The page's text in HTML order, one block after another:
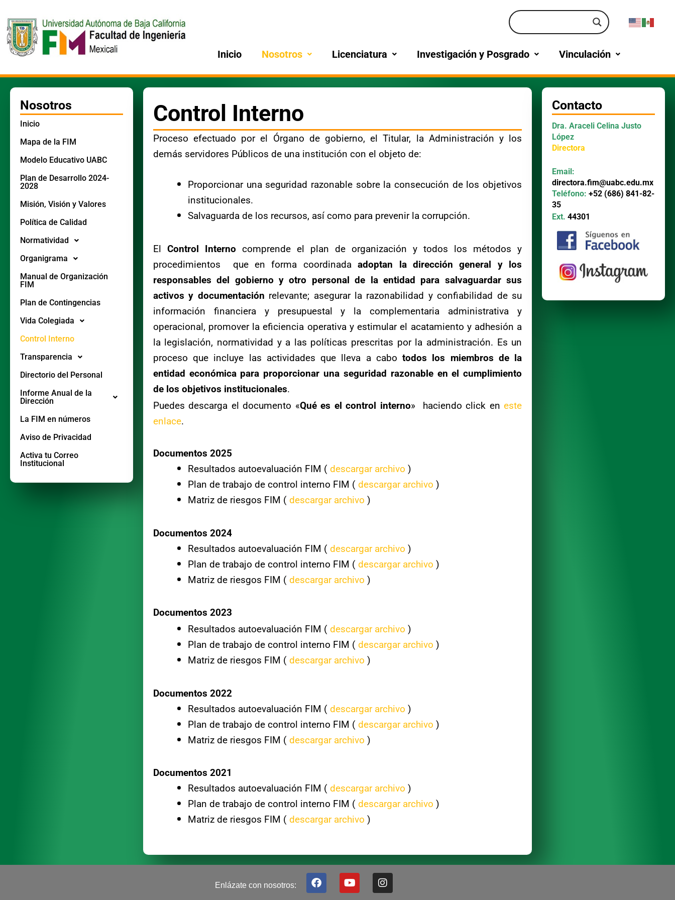
al
contenido
Inicio Nosotros Licenciatura Investigación y Posgrado Vinculación
Nosotros
Inicio
Mapa de la FIM
Modelo Educativo UABC
Plan de Desarrollo 2024-
2028
Misión, Visión y Valores
Política de Calidad
Normatividad
Organigrama
Manual de Organización
FIM
Plan de Contingencias
Vida Colegiada
Control Interno
Transparencia
Directorio del Personal
Informe Anual de la
Dirección
La FIM en números
Aviso de Privacidad
Activa tu Correo
Institucional
Control Interno
Proceso efectuado por el Órgano de gobierno, el Titular, la Administración y los
demás servidores Públicos de una institución con el objeto de:
Proporcionar una seguridad razonable sobre la consecución de los objetivos
institucionales.
Salvaguarda de los recursos, así como para prevenir la corrupción.
El Control Interno comprende el plan de organización y todos los métodos y
procedimientos que en forma coordinadaadoptan la dirección general y los
responsables del gobierno y otro personal de la entidad para salvaguardar sus
activos y documentación relevante; asegurar la razonabilidad y confiabilidad de su
información financiera y presupuestal y la complementaria administrativa y
operacional, promover la eficiencia operativa y estimular el acatamiento y adhesión a
la legislación, normatividad y a las políticas prescritas por la administración. Es un
proceso que incluye las actividades que lleva a cabotodos los miembros de la
entidad económica para proporcionar una seguridad razonable en el cumplimiento
de los objetivos institucionales.
Puedes descarga el documento «Qué es el control interno» haciendo click eneste
enlace.
Documentos 2025
Resultados autoevaluación FIM ( descargar archivo )
Plan de trabajo de control interno FIM ( descargar archivo )
Matriz de riesgos FIM ( descargar archivo )
Documentos 2024
Resultados autoevaluación FIM ( descargar archivo )
Plan de trabajo de control interno FIM ( descargar archivo )
Matriz de riesgos FIM ( descargar archivo )
Documentos 2023
Resultados autoevaluación FIM ( descargar archivo )
Plan de trabajo de control interno FIM ( descargar archivo )
Matriz de riesgos FIM ( descargar archivo )
Documentos 2022
Resultados autoevaluación FIM ( descargar archivo )
Plan de trabajo de control interno FIM ( descargar archivo )
Matriz de riesgos FIM ( descargar archivo )
Documentos 2021
Resultados autoevaluación FIM ( descargar archivo )
Plan de trabajo de control interno FIM ( descargar archivo )
Matriz de riesgos FIM ( descargar archivo )
Contacto
Dra. Araceli Celina Justo
López
Directora
Email:
directora.fim@uabc.edu.mx
Teléfono:+52 (686) 841-82-
35
Ext. 44301
Enlázate con nosotros:
F
a
Y
o
I
n